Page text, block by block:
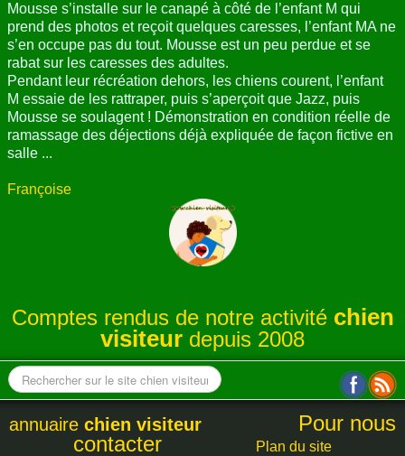
Mousse s’installe sur le canapé à côté de l’enfant M qui
prend des photos et reçoit quelques caresses, l’enfant MA ne
s’en occupe pas du tout. Mousse est un peu perdue et se
rabat sur les caresses des adultes.
Pendant leur récréation dehors, les chiens courent, l’enfant
M essaie de les rattraper, puis s’aperçoit que Jazz, puis
Mousse se soulagent ! Démonstration en condition réelle de
ramassage des déjections déjà expliquée de façon fictive en
salle ...
Françoise
Comptes rendus de notre activité chien
visiteur depuis 2008
annuaire chien visiteur
Pour nous
contacter
Plan du site